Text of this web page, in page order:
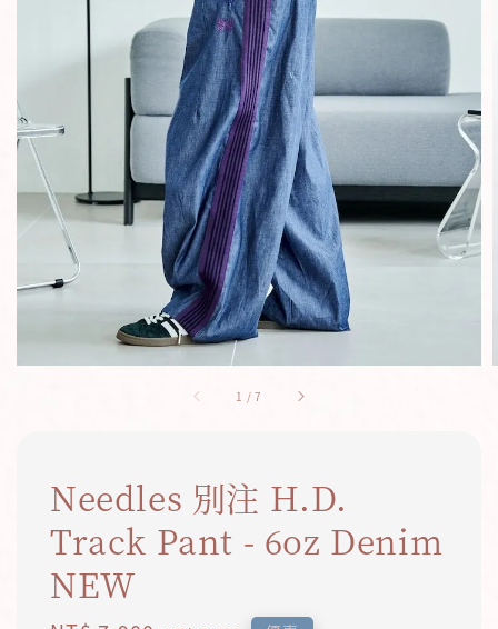
1 /7
Needles 別注 H.D.
Track Pant - 6oz Denim
NEW